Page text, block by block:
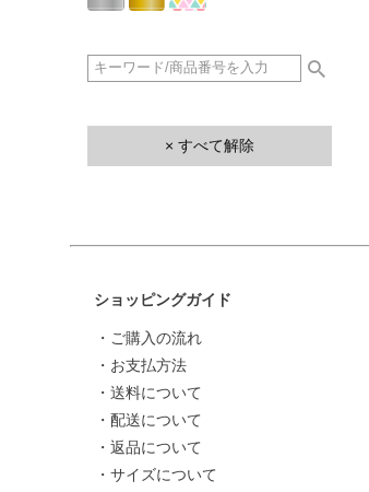
× すべて解除
ショッピングガイド
・ご購入の流れ
・お支払方法
・送料について
・配送について
・返品について
・サイズについて